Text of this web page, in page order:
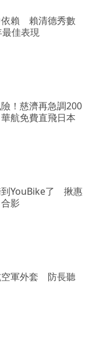
依賴 賴清德秀數
佳表現
！慈濟再急調200
航免費直飛日本
到YouBike了 揪惠
影
空軍外套 防長聽